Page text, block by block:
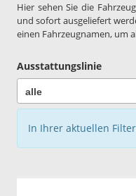
Hier sehen Sie die
und sofort ausgeliefert
einen Fahrzeugnamen, um
Ausstattungslinie
In Ihrer aktuellen